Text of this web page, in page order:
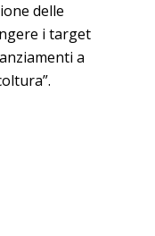
delle
i target
a